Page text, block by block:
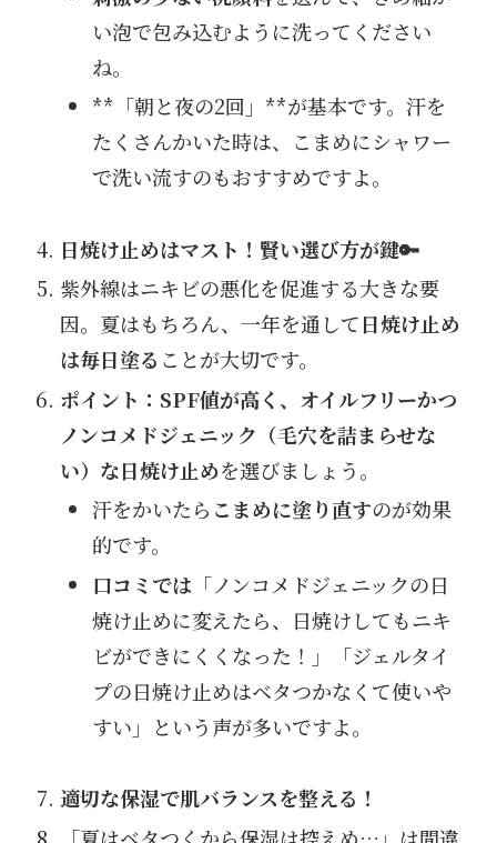
い泡で包み込むように洗ってください
ね。
**「朝と夜の2回」**が基本です。汗を
たくさんかいた時は、こまめにシャワー
で洗い流すのもおすすめですよ。
日焼け止めはマスト！賢い選び方が鍵🔑
紫外線はニキビの悪化を促進する大きな要
因。夏はもちろん、一年を通して日焼け止め
は毎日塗る ことが大切です。
ポイント：SPF値が高く、オイルフリーかつ
ノンコメドジェニック（毛穴を詰まらせな
い）な日焼け止めを選びましょう。
汗をかいたら こまめに塗り直すのが効果
的です。
口コミでは 「ノンコメドジェニックの日
焼け止めに変えたら、日焼けしてもニキ
ビができにくくなった！」「ジェルタイ
プの日焼け止めはベタつかなくて使いや
すい」という声が多いですよ。
適切な保湿で肌バランスを整える！